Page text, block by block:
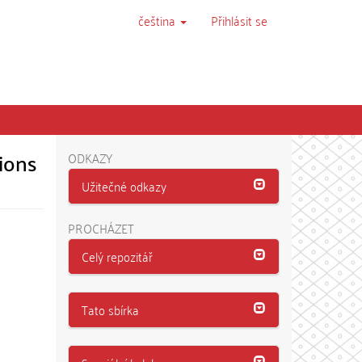
čeština Přihlásit se
ODKAZY
Užitečné odkazy
PROCHÁZET
Celý repozitář
Tato sbírka